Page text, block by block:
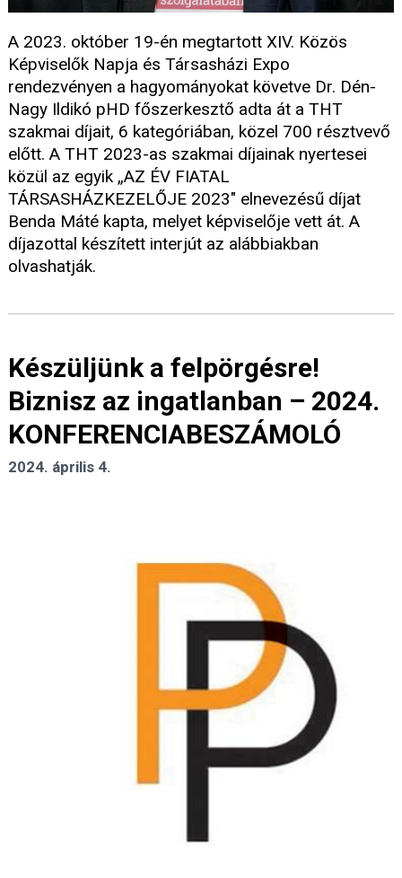
A 2023. október 19-én megtartott XIV. Közös
Képviselők Napja és Társasházi Expo
rendezvényen a hagyományokat követve Dr. Dén-
Nagy Ildikó pHD főszerkesztő adta át a THT
szakmai díjait, 6 kategóriában, közel 700 résztvevő
előtt. A THT 2023-as szakmai díjainak nyertesei
közül az egyik „AZ ÉV FIATAL
TÁRSASHÁZKEZELŐJE 2023" elnevezésű díjat
Benda Máté kapta, melyet képviselője vett át. A
díjazottal készített interjút az alábbiakban
olvashatják.
Készüljünk a felpörgésre!
Biznisz az ingatlanban – 2024.
KONFERENCIABESZÁMOLÓ
2024. április 4.